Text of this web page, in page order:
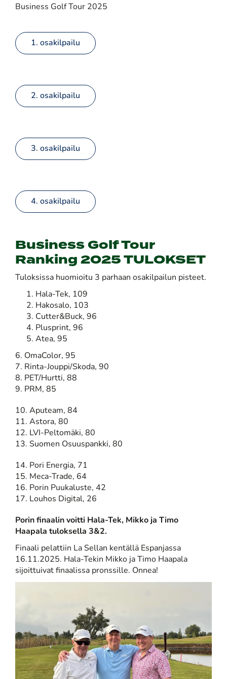
Business Golf Tour 2025
1. osakilpailu
2. osakilpailu
3. osakilpailu
4. osakilpailu
Business Golf Tour
Ranking 2025 TULOKSET
​​​​​​​Tuloksissa huomioitu 3 parhaan osakilpailun pisteet.
Hala-Tek, 109
Hakosalo, 103
Cutter&Buck, 96
Plusprint, 96
Atea, 95
6. OmaColor, 95
7. Rinta-Jouppi/Skoda, 90
8. PET/Hurtti, 88
9. PRM, 85
10. Aputeam, 84
11. Astora, 80
12. LVI-Peltomäki, 80
​​​​​​​13. Suomen Osuuspankki, 80
14. Pori Energia, 71
15. Meca-Trade, 64
16. Porin Puukaluste, 42
17. Louhos Digital, 26
Porin finaalin voitti Hala-Tek, Mikko ja Timo
Haapala tuloksella 3&2.
Finaali pelattiin La Sellan kentällä Espanjassa
16.11.2025. Hala-Tekin Mikko ja Timo Haapala
sijoittuivat finaalissa pronssille. Onnea!